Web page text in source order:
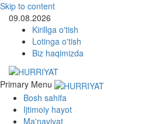
Skip to content
09.08.2026
Kirillga o'tish
Lotinga o'tish
Biz haqimizda
Primary Menu
Bosh sahifa
Ijtimoiy hayot
Ma'naviyat